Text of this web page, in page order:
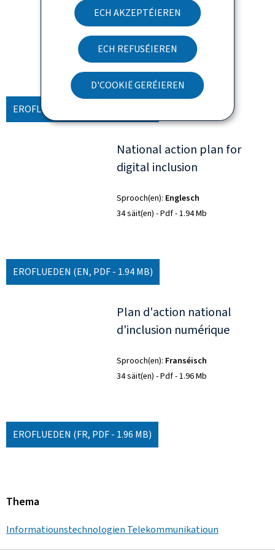
ECH AKZEPTÉIEREN
ECH REFUSÉIEREN
D'COOKIË GERÉIEREN
digitale Inklusion
Sprooch(en) Däitsch
34 säit(en)
Pdf 1.97 Mb
EROFLUEDEN
National action plan for
digital inclusion
Sprooch(en) Englesch
34 säit(en) Pdf 1.94 Mb
EROFLUEDEN (EN, PDF - 1.94 MB)
Plan d'action national
d'inclusion numérique
Sprooch(en) Franséisch
34 säit(en) Pdf 1.96 Mb
EROFLUEDEN (FR, PDF - 1.96 MB)
Thema
Informatiounstechnologien Telekommunikatioun